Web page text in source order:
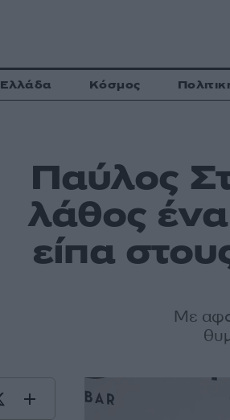
Ελλάδα Κόσμος
Παύλος
λάθος
είπα
Με